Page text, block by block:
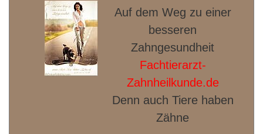
Auf dem Weg zu einer
besseren
Zahngesundheit
Fachtierarzt-
Zahnheilkunde.de
Denn auch Tiere haben
Zähne